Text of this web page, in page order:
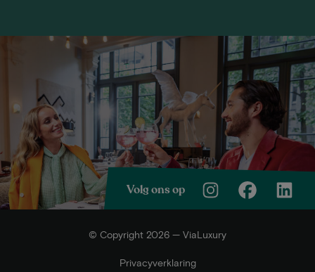
Volg ons op
© Copyright 2026 — ViaLuxury
Privacyverklaring